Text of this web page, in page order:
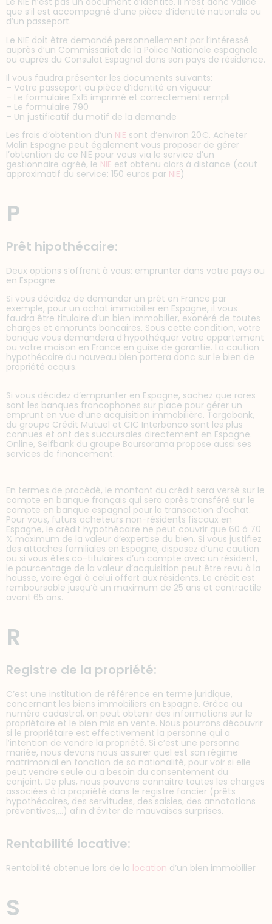
que s’il est accompagné́ d’une pièce d’identité nationale ou
d’un passeport.
Le NIE doit être demandé personnellement par l’intéressé
auprès d’un Commissariat de la Police Nationale espagnole
ou auprès du Consulat Espagnol dans son pays de résidence.
Il vous faudra présenter les documents suivants:
– Votre passeport ou pièce d’identité en vigueur
– Le formulaire Ex15 imprimé et correctement rempli
– Le formulaire 790
– Un justificatif du motif de la demande
Les frais d’obtention d’un NIE sont d’environ 20€. Acheter
Malin Espagne peut également vous proposer de gérer
l’obtention de ce NIE pour vous via le service d’un
gestionnaire agréé, le NIE est obtenu alors à distance (cout
approximatif du service: 150 euros par NIE)
P
Prêt hipothécaire:
Deux options s’offrent à vous: emprunter dans votre pays ou
en Espagne.
Si vous décidez de demander un prêt en France par
exemple, pour un achat immobilier en Espagne, il vous
faudra être titulaire d’un bien immobilier, exonéré de toutes
charges et emprunts bancaires. Sous cette condition, votre
banque vous demandera d’hypothéquer votre appartement
ou votre maison en France en guise de garantie. La caution
hypothécaire du nouveau bien portera donc sur le bien de
propriété acquis.
Si vous décidez d’emprunter en Espagne, sachez que rares
sont les banques francophones sur place pour gérer un
emprunt en vue d’une acquisition immobilière. Targobank,
du groupe Crédit Mutuel et CIC Interbanco sont les plus
connues et ont des succursales directement en Espagne.
Online, Selfbank du groupe Boursorama propose aussi ses
services de financement.
En termes de procédé, le montant du crédit sera versé sur le
compte en banque français qui sera après transféré sur le
compte en banque espagnol pour la transaction d’achat.
Pour vous, futurs acheteurs non-résidents fiscaux en
Espagne, le crédit hypothécaire ne peut couvrir que 60 à 70
% maximum de la valeur d’expertise du bien. Si vous justifiez
des attaches familiales en Espagne, disposez d’une caution
ou si vous êtes co-titulaires d’un compte avec un résident,
le pourcentage de la valeur d’acquisition peut être revu à la
hausse, voire égal à celui offert aux résidents. Le crédit est
remboursable jusqu’à un maximum de 25 ans et contractile
avant 65 ans.
R
Registre de la propriété:
C’est une institution de référence en terme juridique,
concernant les biens immobiliers en Espagne. Grâce au
numéro cadastral, on peut obtenir des informations sur le
propriétaire et le bien mis en vente. Nous pourrons découvrir
si le propriétaire est effectivement la personne qui a
l’intention de vendre la propriété. Si c’est une personne
mariée, nous devons nous assurer quel est son régime
matrimonial en fonction de sa nationalité, pour voir si elle
peut vendre seule ou a besoin du consentement du
conjoint. De plus, nous pouvons connaitre toutes les charges
associées à la propriété dans le registre foncier (prêts
hypothécaires, des servitudes, des saisies, des annotations
préventives,…) afin d’éviter de mauvaises surprises.
Rentabilité locative:
Rentabilité obtenue lors de la location d’un bien immobilier
S